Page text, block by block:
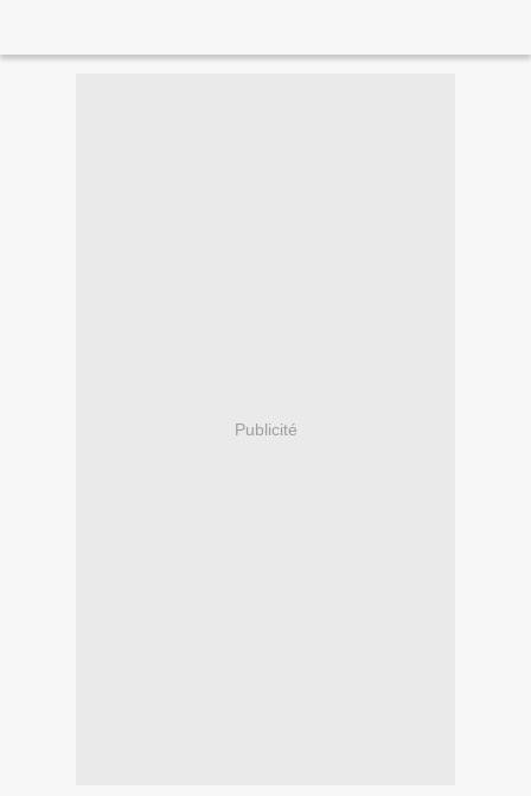
Publicité